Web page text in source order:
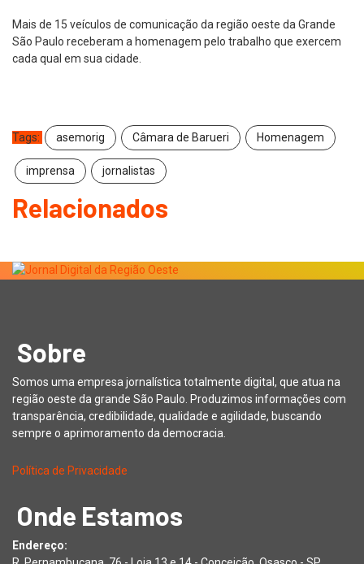
Mais de 15 veículos de comunicação da região oeste da Grande
São Paulo receberam a homenagem pelo trabalho que exercem
cada qual em sua cidade.
Tags: asemorig Câmara de Barueri Homenagem
imprensa jornalistas
Relacionados
Sobre
Somos uma empresa jornalística totalmente digital, que atua na
região oeste da grande São Paulo. Produzimos informações com
transparência, credibilidade, qualidade e agilidade, buscando
sempre o aprimoramento da democracia.
Política de Privacidade
Onde Estamos
Endereço: